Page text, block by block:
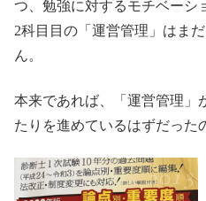
つ、勉強に対するモチベーシ
2科目目の「運営管理」はま
ん。
本来であれば、「運営管理」
たりを進めているはずだった